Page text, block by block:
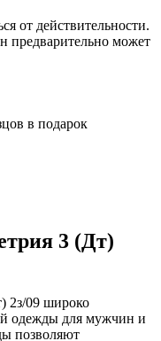
от действительности.
предварительно может
в подарок
3 (Дт)
2з/09 широко
одежды для мужчин и
позволяют